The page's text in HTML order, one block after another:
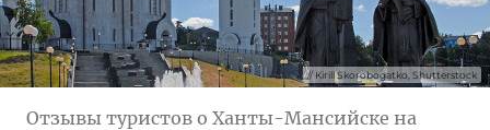
Kirill Skorobogatko, Shutterstock
Отзывы туристов о Ханты-Мансийске на